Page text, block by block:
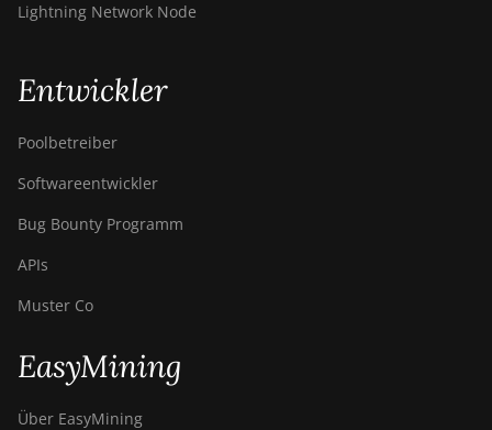
Lightning Network Node
Entwickler
Poolbetreiber
Softwareentwickler
Bug Bounty Programm
APIs
Muster Co
EasyMining
Über EasyMining